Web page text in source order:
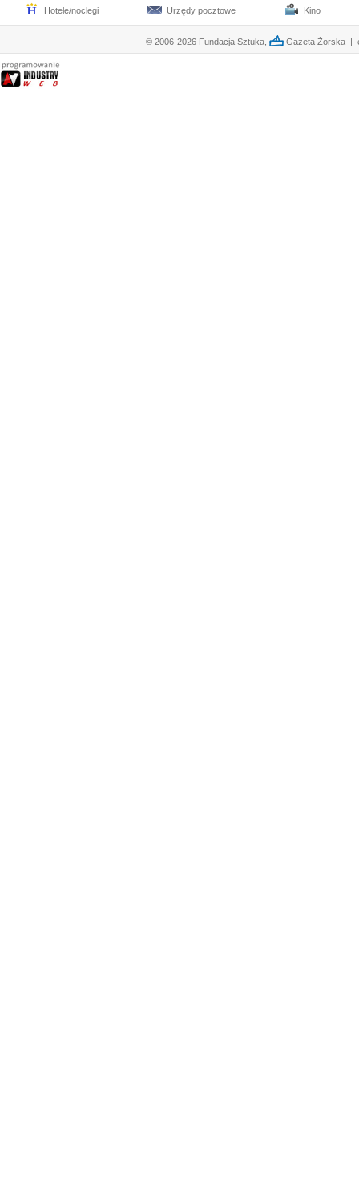
Hotele/noclegi
Urzędy pocztowe
Kino
© 2006-2026 Fundacja Sztuka, Gazeta Żorska |